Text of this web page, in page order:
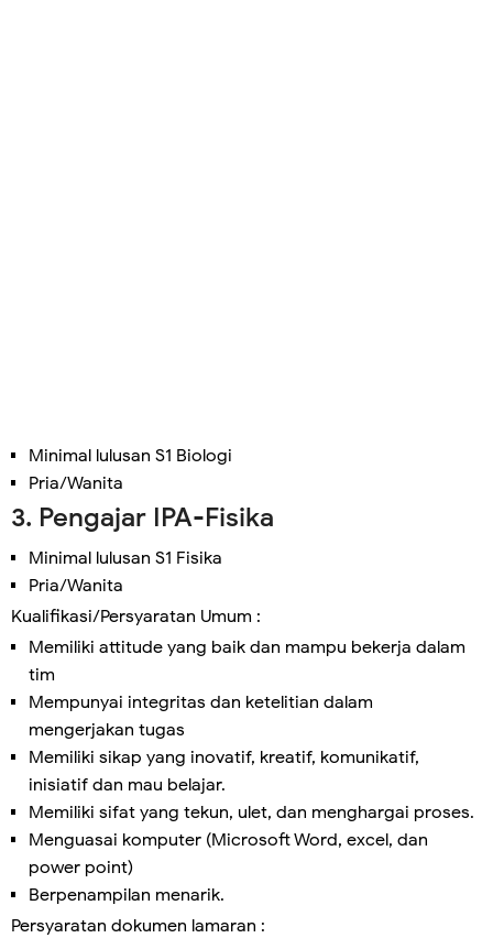
Minimal lulusan S1 Biologi
Pria/Wanita
3. Pengajar IPA-Fisika
Minimal lulusan S1 Fisika
Pria/Wanita
Kualifikasi/Persyaratan Umum :
Memiliki attitude yang baik dan mampu bekerja dalam
tim
Mempunyai integritas dan ketelitian dalam
mengerjakan tugas
Memiliki sikap yang inovatif, kreatif, komunikatif,
inisiatif dan mau belajar.
Memiliki sifat yang tekun, ulet, dan menghargai proses.
Menguasai komputer (Microsoft Word, excel, dan
power point)
Berpenampilan menarik.
Persyaratan dokumen lamaran :